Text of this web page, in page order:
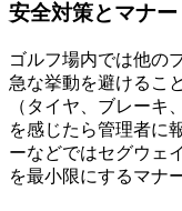
安全対策とマナー
ゴルフ場内では他の
急な挙動を避けるこ
（タイヤ、ブレーキ
を感じたら管理者に
ーなどではセグウェ
を最小限にするマナ